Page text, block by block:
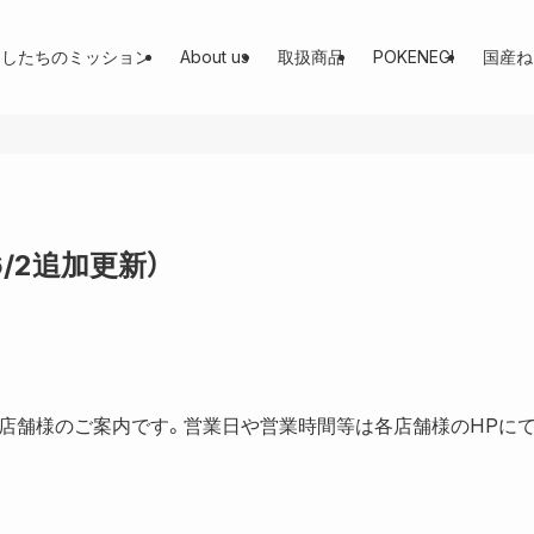
たちのミッション About us 取扱商品 POKENEGI 国産
追加更新）
舗様のご案内です。営業日や営業時間等は各店舗様のHPに